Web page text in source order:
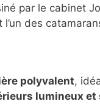
par le cabinet
l’un des
polyvalent,
lumineux et